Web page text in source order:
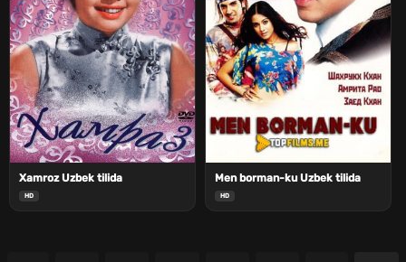
Xamroz Uzbek tilida
HD
Men borman-ku Uzbek tilida
HD